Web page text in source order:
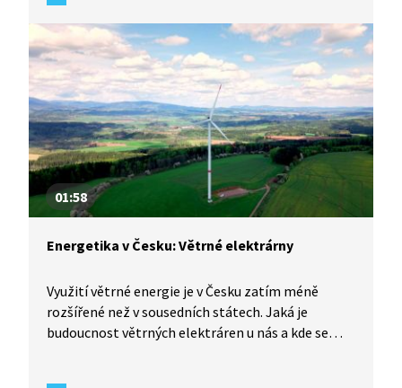
zařízení funguje a jaké jsou jeho výhody i nevýhody.
01:58
Energetika v Česku: Větrné elektrárny
Využití větrné energie je v Česku zatím méně
rozšířené než v sousedních státech. Jaká je
budoucnost větrných elektráren u nás a kde se